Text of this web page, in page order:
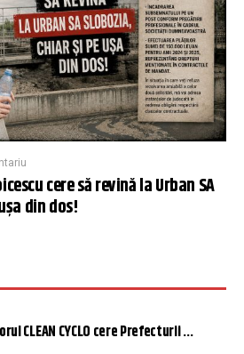
cere să revină la Urban SA
din dos!
CLEAN CYCLO cere Prefecturii ...